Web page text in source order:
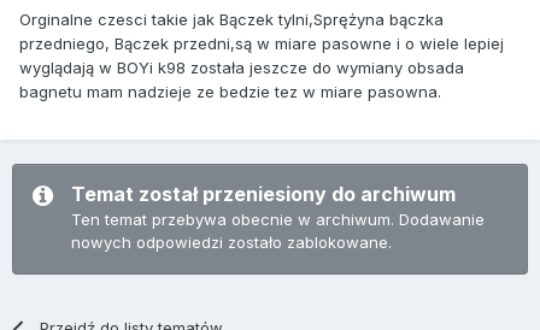
Orginalne czesci takie jak Bączek tylni,Sprężyna bączka
przedniego, Bączek przedni,są w miare pasowne i o wiele lepiej
wyglądają w BOYi k98 została jeszcze do wymiany obsada
bagnetu mam nadzieje ze bedzie tez w miare pasowna.
Temat został przeniesiony do archiwum
Ten temat przebywa obecnie w archiwum. Dodawanie
nowych odpowiedzi zostało zablokowane.